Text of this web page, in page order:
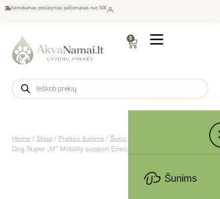
Nemokamas pristatymas paštomatais nuo 50€
0
Šunims
Home / Shop / Prekės šunims / Šunų maistas
Dog Super „M” Mobility support Ėriena/ananasai 150 g